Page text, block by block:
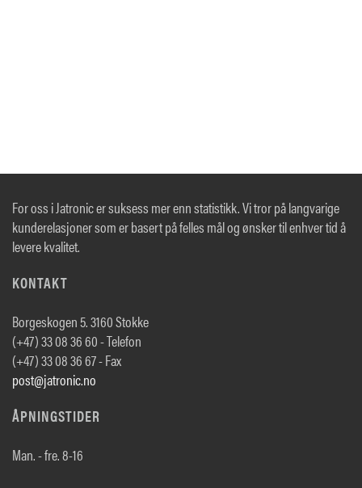
For oss i Jatronic er suksess mer enn statistikk. Vi tror på langvarige
kunderelasjoner som er basert på felles mål og ønsker til enhver tid å
levere kvalitet.
KONTAKT
Borgeskogen 5. 3160 Stokke
(+47) 33 08 36 60 - Telefon
(+47) 33 08 36 67 - Fax
post@jatronic.no
ÅPNINGSTIDER
Man. - fre. 8-16